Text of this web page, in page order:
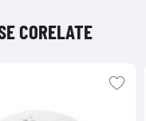
CORELATE